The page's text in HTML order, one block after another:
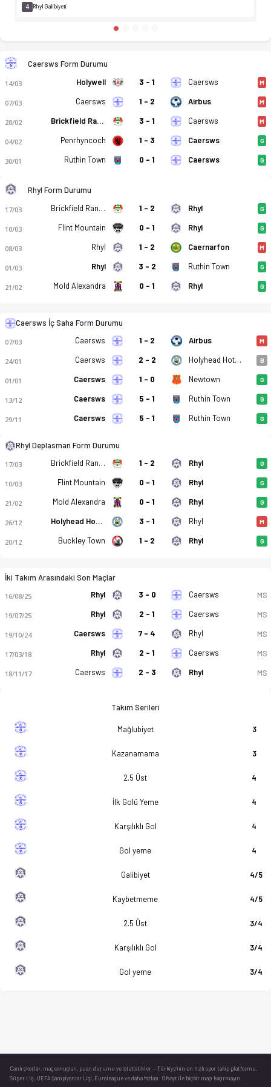
Galler - Championship, Kuzey - 27. Hafta - Caersws 1-0
4 Rhyl Galibiyeti
Caersws Form Durumu
14/03 Holywell 3 - 1 Caersws M
07/03 Caersws 1 - 2 Airbus M
28/02 Brickfield Rangers 3 - 1 Caersws M
04/02 Penrhyncoch 1 - 3 Caersws G
30/01 Ruthin Town 0 - 1 Caersws G
Rhyl Form Durumu
17/03 Brickfield Rangers 1 - 2 Rhyl G
10/03 Flint Mountain 0 - 1 Rhyl G
08/03 Rhyl 1 - 2 Caernarfon M
01/03 Rhyl 3 - 2 Ruthin Town G
21/02 Mold Alexandra 0 - 1 Rhyl G
Caersws İç Saha Form Durumu
07/03 Caersws 1 - 2 Airbus M
24/01 Caersws 2 - 2 Holyhead Hotspur B
01/01 Caersws 1 - 0 Newtown G
13/12 Caersws 5 - 1 Ruthin Town G
29/11 Caersws 5 - 1 Ruthin Town G
Rhyl Deplasman Form Durumu
17/03 Brickfield Rangers 1 - 2 Rhyl G
10/03 Flint Mountain 0 - 1 Rhyl G
21/02 Mold Alexandra 0 - 1 Rhyl G
26/12 Holyhead Hotspur 3 - 1 Rhyl M
20/12 Buckley Town 1 - 2 Rhyl G
İki Takım Arasındaki Son Maçlar
16/08/25 Rhyl 3 - 0 Caersws MS
19/07/25 Rhyl 2 - 1 Caersws MS
19/10/24 Caersws 7 - 4 Rhyl MS
17/03/18 Rhyl 2 - 1 Caersws MS
18/11/17 Caersws 2 - 3 Rhyl MS
Takım Serileri
Mağlubiyet 3
Kazanamama 3
2.5 Üst 4
İlk Golü Yeme 4
Karşılıklı Gol 4
Gol yeme 4
Galibiyet 4/5
Kaybetmeme 4/5
2.5 Üst 3/4
Karşılıklı Gol 3/4
Gol yeme 3/4
Canlı skorlar , maç sonuçları, puan durumu ve istatistikler — Türkiye’nin en hızlı spor takip platformu.
Süper Lig, UEFA Şampiyonlar Ligi, Euroleague ve daha fazlası. Ofsayt ile hiçbir maçı kaçırmayın.